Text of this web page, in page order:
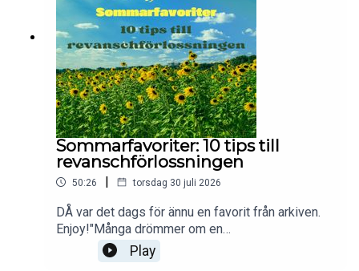
Sommarfavoriter: 10 tips till
revanschförlossningen
50:26 | torsdag 30 juli 2026
DÅ var det dags för ännu en favorit från arkiven.
Enjoy!"Många drömmer om en
revanschförlossning. Eller så vill man maxa
chanserna till en bra upplevelse första gången
Play